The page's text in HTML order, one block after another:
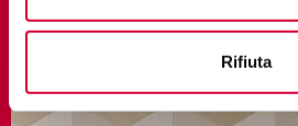
Rifiuta